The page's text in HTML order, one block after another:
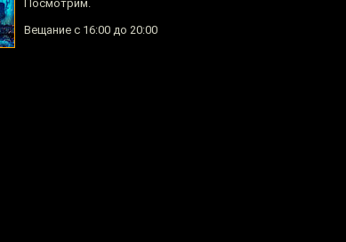
Посмотрим.
Вещание с 16:00 до 20:00